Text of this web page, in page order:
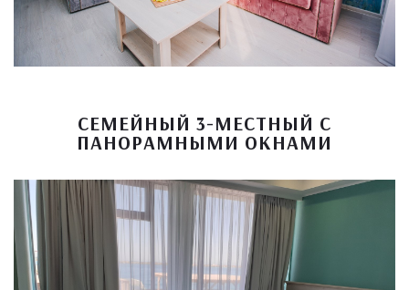
СЕМЕЙНЫЙ 3-МЕСТНЫЙ С
ПАНОРАМНЫМИ ОКНАМИ